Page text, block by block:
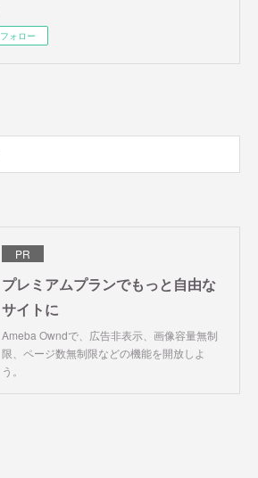
フォロー
PR
プレミアムプランでもっと自由な
サイトに
Ameba Owndで、広告非表示、画像容量無制
限、ページ数無制限などの機能を開放しよ
う。